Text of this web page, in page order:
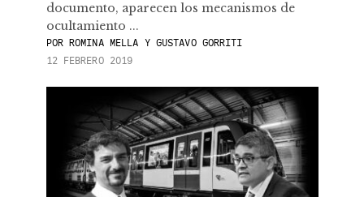
documento, aparecen los mecanismos de
ocultamiento ...
PORROMINA MELLA Y GUSTAVO GORRITI
12 FEBRERO 2019